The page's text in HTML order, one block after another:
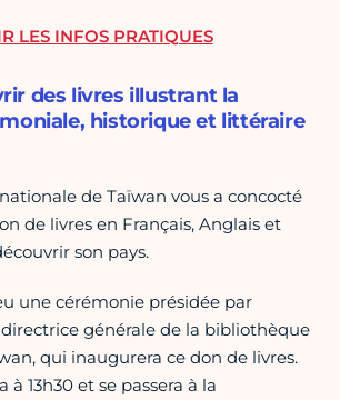
des livres illustrant la
historique et littéraire
de Taïwan vous a concocté
de livres en Français, Anglais et
son pays.
une cérémonie présidée par
générale de la bibliothèque
qui inaugurera ce don de livres.
à 13h30 et se passera à la
LES INFOS PRATIQUES